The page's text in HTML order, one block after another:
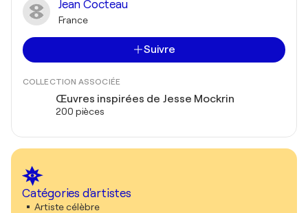
Jean Cocteau
France
Suivre
COLLECTION ASSOCIÉE
Œuvres inspirées de Jesse Mockrin
200 pièces
Catégories d'artistes
Artiste célèbre